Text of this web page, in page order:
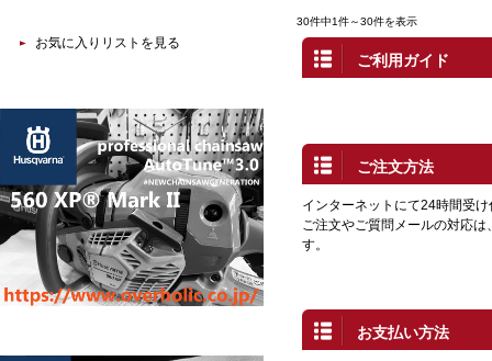
30件中1件～30件を表示
ご利用ガイド
ご注文方法
インターネットにて24時間受
ご注文やご質問メールの対応
す。
お支払い方法
お気に入りリストを見る